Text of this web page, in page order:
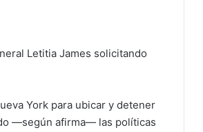
Letitia James solicitando
York para ubicar y detener
—según afirma— las políticas